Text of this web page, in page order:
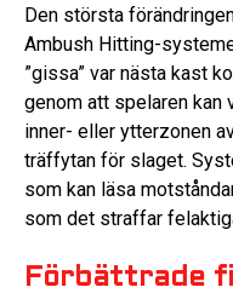
Den största
Ambush Hitting-
”gissa” var nästa kast
genom att spelaren kan
inner- eller ytterzonen
träffytan för slaget.
som kan läsa
som det straffar
Förbättrade